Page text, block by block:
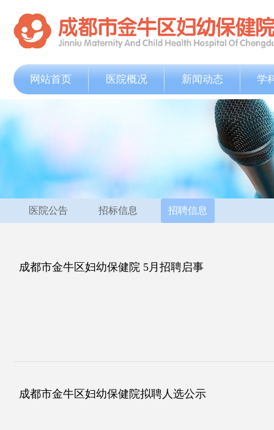
网站首页 医院概况 新闻动态 学
医院公告 招标信息 招聘信息
成都市金牛区妇幼保健院 5月招聘启事
成都市金牛区妇幼保健院拟聘人选公示